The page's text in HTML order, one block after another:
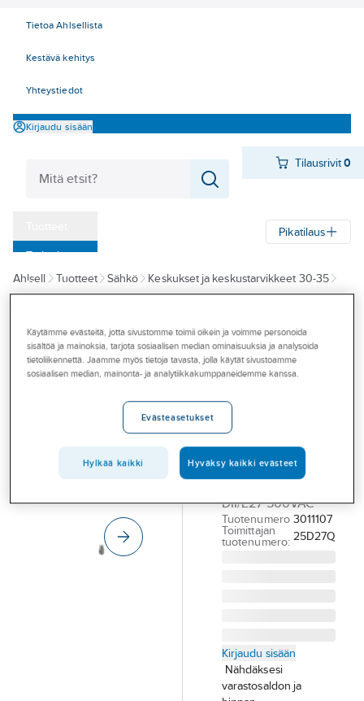
Tietoa Ahlsellista
Kestävä kehitys
Yhteystiedot
Kirjaudu sisään
Tilausrivit 0
‎Tarjoukset
Myymälät
Konseptit
Palvelut
Pikatilaus
Ahlsell Tuotteet Sähkö
Keskukset ja keskustarvikkeet 30-35
30 Varokkeet ja tulppasulakkeet
Tulppasulakkeet
EATON
Tulppasulake
Eaton
Bussmann
TULPPASULAKE
EATON
BUSSMANN
SULAKE 25A
DII/E27 500VAC
Tuotenumero 3011107
Toimittajan
tuotenumero: 25D27Q
Kirjaudu sisään
Nähdäksesi
varastosaldon ja
Käytämme evästeitä, jotta sivustomme toimii oikein ja voimme personoida
sisältöä ja mainoksia, tarjota sosiaalisen median ominaisuuksia ja analysoida
tietoliikennettä. Jaamme myös tietoja tavasta, jolla käytät sivustoamme
sosiaalisen median, mainonta- ja analytiikkakumppaneidemme kanssa.
Evästeasetukset
Hylkää kaikki Hyväksy kaikki evästeet